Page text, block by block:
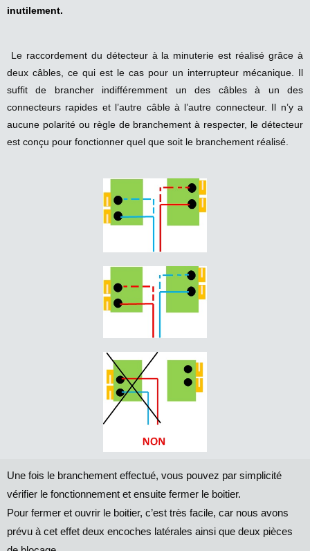
inutilement.
Le raccordement du détecteur à la minuterie est réalisé grâce à
deux câbles, ce qui est le cas pour un interrupteur mécanique. Il
suffit de brancher indifféremment un des câbles à un des
connecteurs rapides et l’autre câble à l’autre connecteur. Il n’y a
aucune polarité ou règle de branchement à respecter, le détecteur
est conçu pour fonctionner quel que soit le branchement réalisé.
Une fois le branchement effectué, vous pouvez par simplicité
vérifier le fonctionnement et ensuite fermer le boitier.
Pour fermer et ouvrir le boitier, c’est très facile, car nous avons
prévu à cet effet deux encoches latérales ainsi que deux pièces